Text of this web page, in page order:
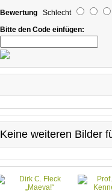
Bewertung
Schlecht
Bitte den Code einfügen:
Keine weiteren Bilder